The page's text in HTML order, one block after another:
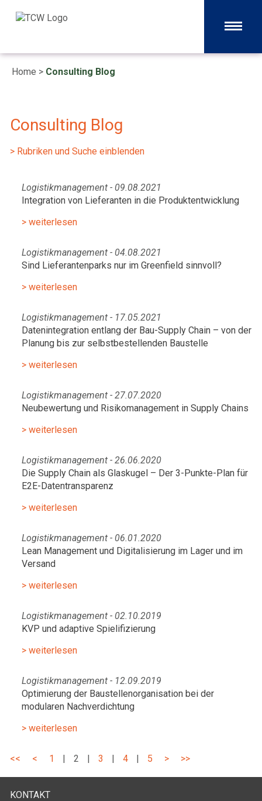
Home > Consulting Blog
Consulting Blog
> Rubriken und Suche einblenden
Logistikmanagement - 09.08.2021
Integration von Lieferanten in die Produktentwicklung
> weiterlesen
Logistikmanagement - 04.08.2021
Sind Lieferantenparks nur im Greenfield sinnvoll?
> weiterlesen
Logistikmanagement - 17.05.2021
Datenintegration entlang der Bau-Supply Chain – von der
Planung bis zur selbstbestellenden Baustelle
> weiterlesen
Logistikmanagement - 27.07.2020
Neubewertung und Risikomanagement in Supply Chains
> weiterlesen
Logistikmanagement - 26.06.2020
Die Supply Chain als Glaskugel – Der 3-Punkte-Plan für
E2E-Datentransparenz
> weiterlesen
Logistikmanagement - 06.01.2020
Lean Management und Digitalisierung im Lager und im
Versand
> weiterlesen
Logistikmanagement - 02.10.2019
KVP und adaptive Spielifizierung
> weiterlesen
Logistikmanagement - 12.09.2019
Optimierung der Baustellenorganisation bei der
modularen Nachverdichtung
> weiterlesen
<< < 1 | 2 | 3 | 4 | 5 > >>
KONTAKT